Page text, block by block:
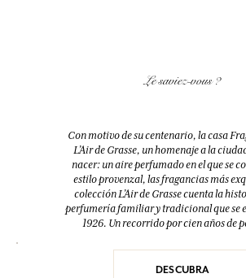
FLEUR D'ORANGER (FLOR DE
200ml
52,00 €
Le saviez-vous ?
Con motivo de su centenario, la casa
L’Air de Grasse, un homenaje a la
nacer: un aire perfumado en el que se
estilo provenzal, las fragancias más
colección L’Air de Grasse cuenta la
perfumería familiar y tradicional que se
1926. Un recorrido por cien años de
DESCUBRA